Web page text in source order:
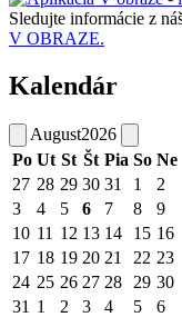
Sledujte informácie z
V OBRAZE.
Kalendár
August2026
Po Ut St Št Pia So Ne
27 28 29 30 31 1
2
3
4 5 6 7 8
9
10 11 12 13 14 15 16
17 18 19 20 21 22 23
24 25 26 27 28 29 30
31 1 2 3 4 5 6